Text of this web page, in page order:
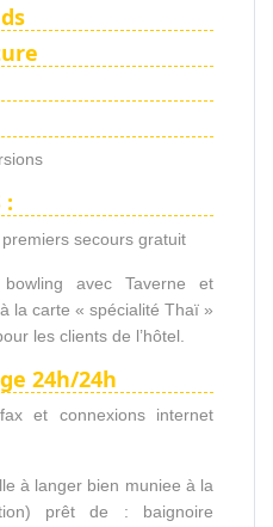
:
secours gratuit
avec Taverne et
la carte « spécialité Thaï »
les clients de l’hôtel.
24h/24h
et connexions internet
à langer bien muniee à la
prêt de : baignoire